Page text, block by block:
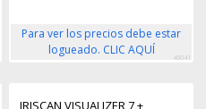
Para ver los precios debe estar
logueado. CLIC AQUÍ
46041
IRISCAN VISUALIZER 7 +